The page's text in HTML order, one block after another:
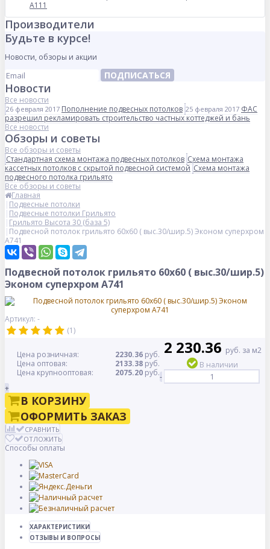
А111
Производители
Будьте в курсе!
Новости, обзоры и акции
ПОДПИСАТЬСЯ
Новости
Все новости
26 февраля 2017 Пополнение подвесных потолков 25 февраля 2017 ФАС
разрешил рекламировать строительство частных коттеджей и бань
Все новости
Обзоры и советы
Все обзоры и советы
Стандартная схема монтажа подвесных потолков Схема монтажа
кассетных потолков с скрытой подвесной системой Схема монтажа
подвесного потолка грильято
Все обзоры и советы
Главная
Подвесные потолки
Подвесные потолки Грильято
Грильято Высота 30 (база 5)
Подвесной потолок грильято 60х60 ( выс.30/шир.5) Эконом суперхром
А741
Подвесной потолок грильято 60х60 ( выс.30/шир.5)
Эконом суперхром А741
Артикул: -
(1)
Цена розничная: 2230.36 руб.
Цена оптовая:
2133.38 руб.
Цена крупнооптовая:
2075.20 руб.
2 230.36 руб. за м2
В наличии
-
+
В КОРЗИНУ
ОФОРМИТЬ ЗАКАЗ
СРАВНИТЬ
ОТЛОЖИТЬ
Способы оплаты
ХАРАКТЕРИСТИКИ
ОТЗЫВЫ И ВОПРОСЫ